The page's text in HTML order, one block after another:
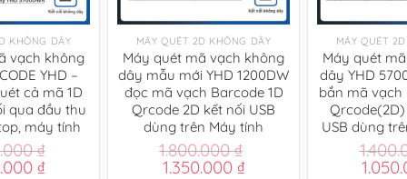
KHÔNG DÂY
vạch không
YHD –
cả mã 1D
qua đầu thu
máy tính
₫
₫Giá
MÁY QUÉT 2D KHÔNG DÂY
Máy quét mã vạch không
dây mẫu mới YHD 1200DW
đọc mã vạch Barcode 1D
Qrcode 2D kết nối USB
dùng trên Máy tính
1.800.000₫
Giá
1.350.000 ₫Giá
MÁY QUÉT
Máy quét
dây YHD
bắn mã vạch
USB dùng
Giá